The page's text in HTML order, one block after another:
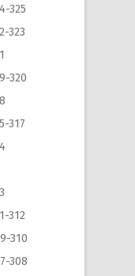
325
323
320
317
312
310
308